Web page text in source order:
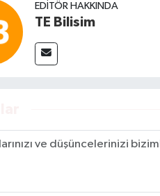
EDITÖR HAKKINDA
TE Bilisim